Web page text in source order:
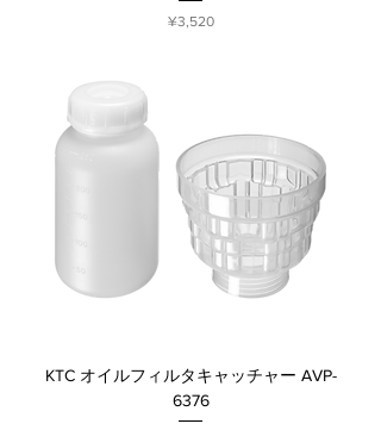
Price
¥3,520
KTC オイルフィルタキャッチャー AVP-
6376